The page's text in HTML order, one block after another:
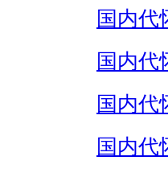
国内代
国内代
国内代
国内代